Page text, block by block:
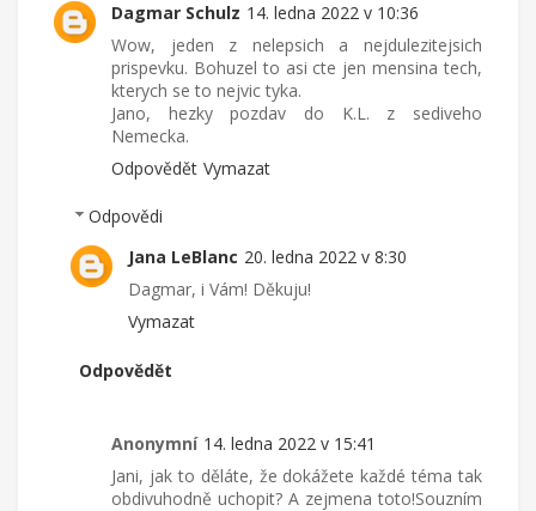
Dagmar Schulz 14. ledna 2022 v 10:36
Wow, jeden z nelepsich a nejdulezitejsich
prispevku. Bohuzel to asi cte jen mensina tech,
kterych se to nejvic tyka.
Jano, hezky pozdav do K.L. z sediveho
Nemecka.
Odpovědět Vymazat
Odpovědi
Jana LeBlanc 20. ledna 2022 v 8:30
Dagmar, i Vám! Děkuju!
Vymazat
Odpovědět
Anonymní 14. ledna 2022 v 15:41
Jani, jak to děláte, že dokážete každé téma tak
obdivuhodně uchopit? A zejmena toto!Souzním